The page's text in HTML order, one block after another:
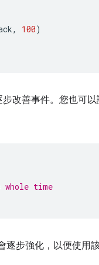
, 100)
改善事件。您也可
time
逐步強化，以便使用